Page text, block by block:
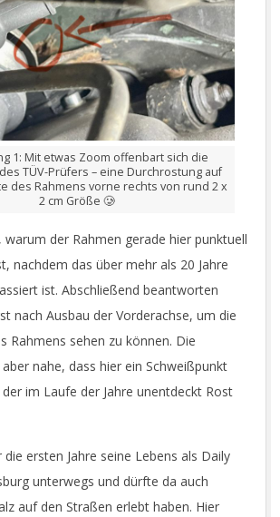
1: Mit etwas Zoom offenbart sich die
TÜV-Prüfers – eine Durchrostung auf
des Rahmens vorne rechts von rund 2 x
2 cm Größe 🥲
warum der Rahmen gerade hier punktuell
nachdem das über mehr als 20 Jahre
ist. Abschließend beantworten
nach Ausbau der Vorderachse, um die
Rahmens sehen zu können. Die
nahe, dass hier ein Schweißpunkt
im Laufe der Jahre unentdeckt Rost
die ersten Jahre seine Lebens als Daily
unterwegs und dürfte da auch
auf den Straßen erlebt haben. Hier